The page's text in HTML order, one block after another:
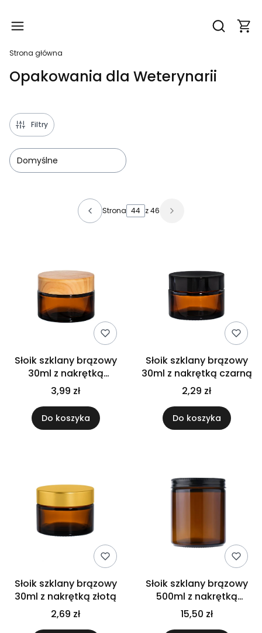
Otwórz
Strona główna
Opakowania dla Weterynarii
Filtry
Domyślne
Lista produktów
Strona z 46
Słoik szklany brązowy
30ml z nakrętką
bambusową PP
3,99 zł
Do koszyka
Słoik szklany brązowy
30ml z nakrętką czarną
2,29 zł
Do koszyka
Słoik szklany brązowy
30ml z nakrętką złotą
2,69 zł
Słoik szklany brązowy
500ml z nakrętką
aluminiową
15,50 zł